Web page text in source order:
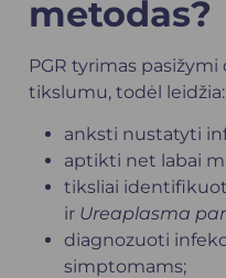
metodas?
PGR tyrimas
tikslumu, todėl leidžia:
anksti nustatyti
aptikti net labai
tiksliai
ir Ureaplasma
diagnozuoti
simptomams;